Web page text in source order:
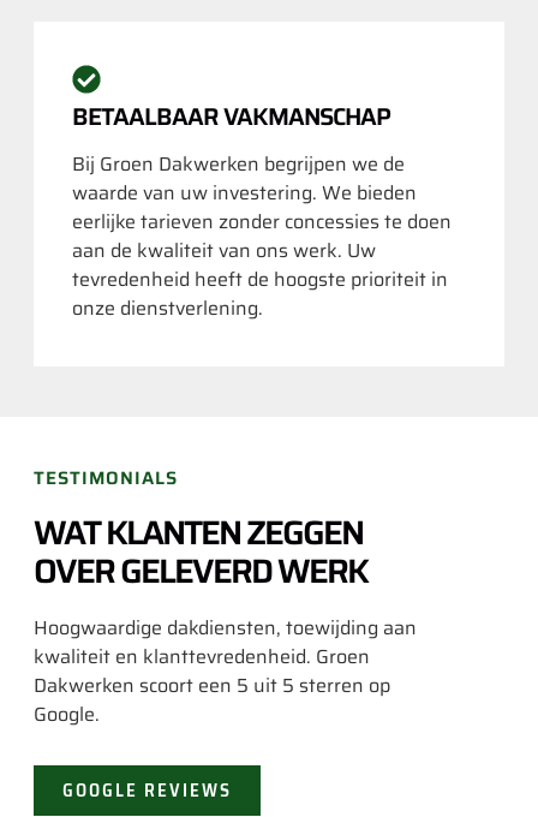
BETAALBAAR VAKMANSCHAP
Bij Groen Dakwerken begrijpen we de
waarde van uw investering. We bieden
eerlijke tarieven zonder concessies te doen
aan de kwaliteit van ons werk. Uw
tevredenheid heeft de hoogste prioriteit in
onze dienstverlening.
TESTIMONIALS
WAT KLANTEN ZEGGEN
OVER GELEVERD WERK
Hoogwaardige dakdiensten, toewijding aan
kwaliteit en klanttevredenheid. Groen
Dakwerken scoort een 5 uit 5 sterren op
Google.
GOOGLE REVIEWS